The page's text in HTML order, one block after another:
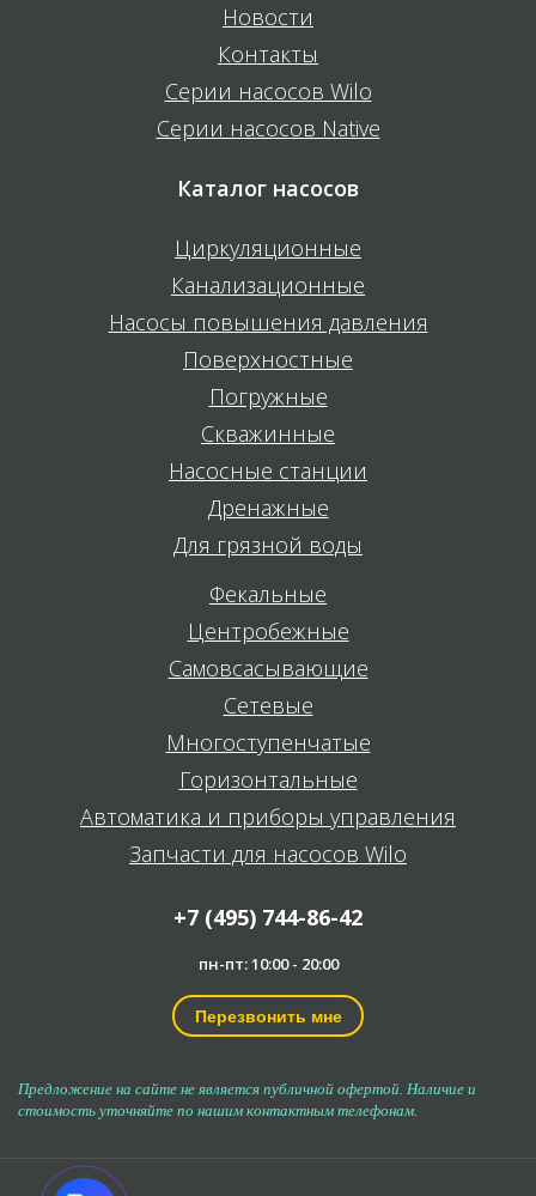
Новости
Контакты
Серии насосов Wilo
Серии насосов Native
Каталог насосов
Циркуляционные
Канализационные
Насосы повышения давления
Поверхностные
Погружные
Скважинные
Насосные станции
Дренажные
Для грязной воды
Фекальные
Центробежные
Самовсасывающие
Сетевые
Многоступенчатые
Горизонтальные
Автоматика и приборы управления
Запчасти для насосов Wilo
+7 (495) 744-86-42
пн-пт: 10:00 - 20:00
Перезвонить мне
Предложение на сайте не является публичной офертой. Наличие и
стоимость уточняйте по нашим контактным телефонам.